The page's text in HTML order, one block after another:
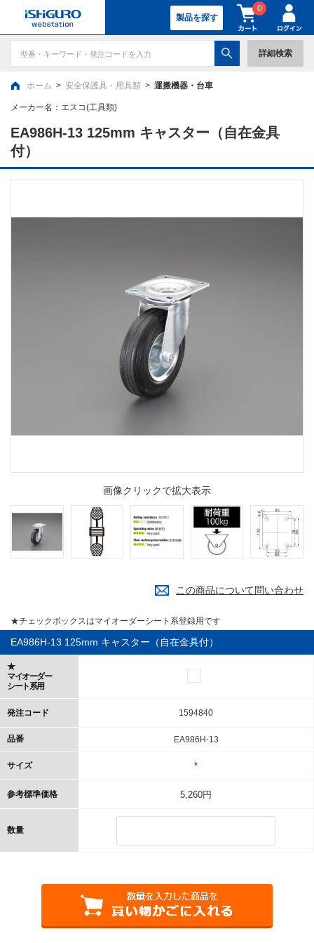
製品を探す
0
詳細検索
ホーム > 安全保護具・用具類 > 運搬機器・台車
メーカー名： エスコ(工具類)
EA986H-13 125mm キャスター（自在金具
付）
画像クリックで拡大表示
この商品について問い合わせ
★チェックボックスはマイオーダーシート系登録用です
EA986H-13 125mm キャスター（自在金具付）
★
マイオーダー
シート系用
発注コード
品番
サイズ
参考標準価格
数量
1594840
EA986H-13
*
5,260円